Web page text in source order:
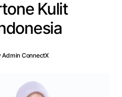
Kulit
Admin ConnectX